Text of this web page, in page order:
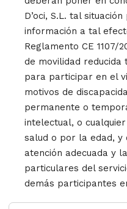
D’oci, S.L. tal
información a tal
Reglamento CE 1107/
de movilidad reducida
para participar en el
motivos de
permanente o
intelectual, o
salud o por la edad, y
atención adecuada y
particulares del
demás participantes